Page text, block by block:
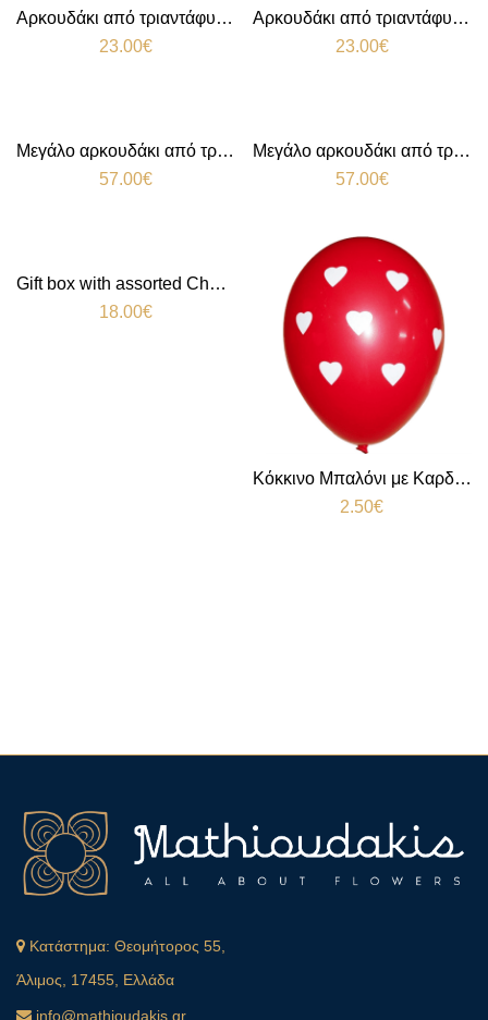
Αρκουδάκι από τριαντάφυλλα Red
23.00€
Αρκουδάκι από τριαντάφυλλα White
23.00€
Μεγάλο αρκουδάκι από τριαντάφυλλα Pink
57.00€
Μεγάλο αρκουδάκι από τριαντάφυλλα Red
57.00€
Gift box with assorted Chocoviar mini pralines
18.00€
Κόκκινο Μπαλόνι με Καρδούλες
2.50€
Κατάστημα: Θεομήτορος 55,
Άλιμος, 17455, Ελλάδα
info@mathioudakis.gr